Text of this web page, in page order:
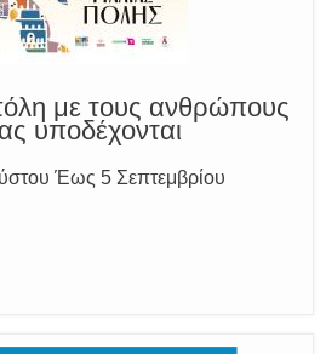
με τους ανθρώπους